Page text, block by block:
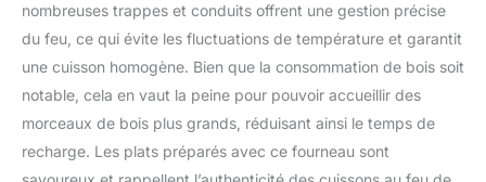
une installation et un
démontage sans
complications. Le four à
fusée est monté en 3 à 4
minutes et peut être
facilement rangé après
utilisation. 🔥Plaque de
cuisson incluse : grille
nombreuses trappes et conduits offrent une gestion précise
du feu, ce qui évite les fluctuations de température et garantit
une cuisson homogène. Bien que la consommation de bois soit
notable, cela en vaut la peine pour pouvoir accueillir des
morceaux de bois plus grands, réduisant ainsi le temps de
recharge. Les plats préparés avec ce fourneau sont